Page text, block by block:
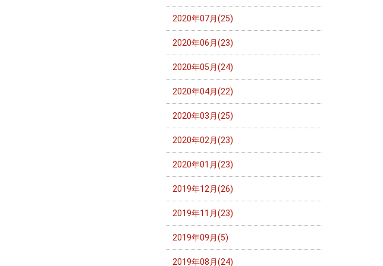
2020年07月(25)
2020年06月(23)
2020年05月(24)
2020年04月(22)
2020年03月(25)
2020年02月(23)
2020年01月(23)
2019年12月(26)
2019年11月(23)
2019年09月(5)
2019年08月(24)